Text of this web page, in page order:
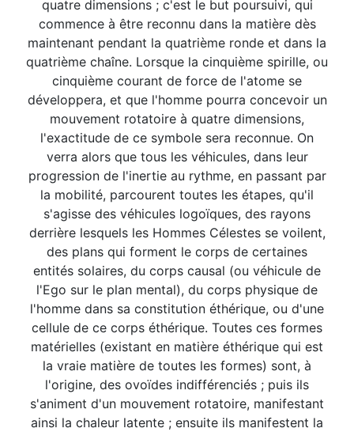
quatre dimensions ; c'est le but poursuivi, qui
commence à être reconnu dans la matière dès
maintenant pendant la quatrième ronde et dans la
quatrième chaîne. Lorsque la cinquième spirille, ou
cinquième courant de force de l'atome se
développera, et que l'homme pourra concevoir un
mouvement rotatoire à quatre dimensions,
l'exactitude de ce symbole sera reconnue. On
verra alors que tous les véhicules, dans leur
progression de l'inertie au rythme, en passant par
la mobilité, parcourent toutes les étapes, qu'il
s'agisse des véhicules logoïques, des rayons
derrière lesquels les Hommes Célestes se voilent,
des plans qui forment le corps de certaines
entités solaires, du corps causal (ou véhicule de
l'Ego sur le plan mental), du corps physique de
l'homme dans sa constitution éthérique, ou d'une
cellule de ce corps éthérique. Toutes ces formes
matérielles (existant en matière éthérique qui est
la vraie matière de toutes les formes) sont, à
l'origine, des ovoïdes indifférenciés ; puis ils
s'animent d'un mouvement rotatoire, manifestant
ainsi la chaleur latente ; ensuite ils manifestent la